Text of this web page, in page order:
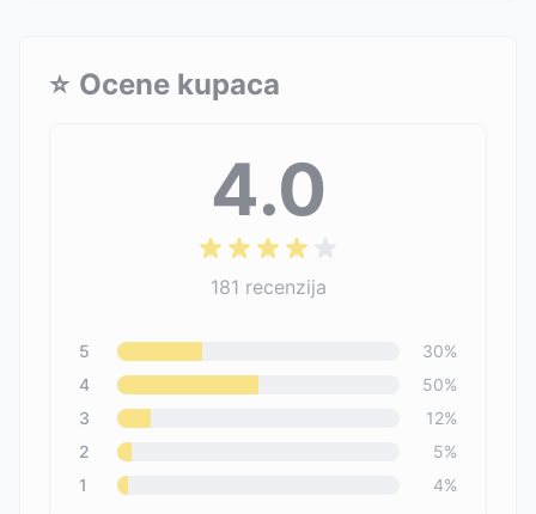
⭐ Ocene kupaca
4.0
181 recenzija
5 30%
4
50%
3
12%
2
5%
1
4%